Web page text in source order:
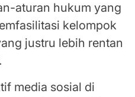
aturan hukum yang
kelompok
justru lebih rentan
media sosial di